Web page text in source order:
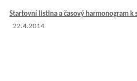
Startovní listina a časový harmonogram k
22.4.2014